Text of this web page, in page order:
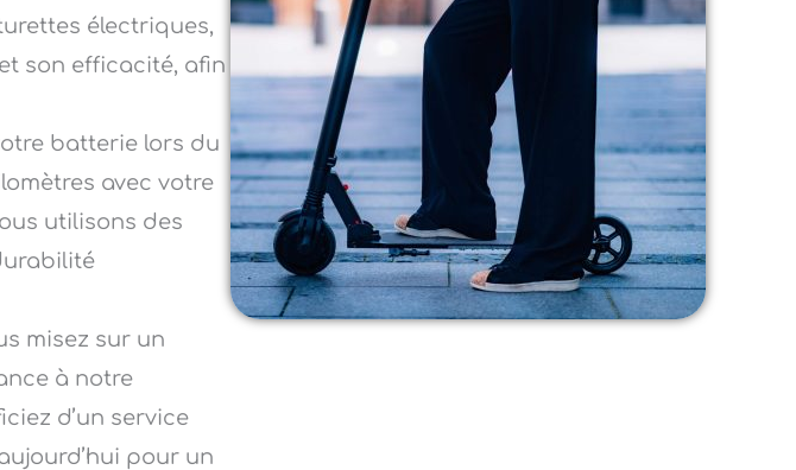
électriques,
son efficacité, afin
batterie lors du
avec votre
utilisons des
misez sur un
à notre
d’un service
pour un